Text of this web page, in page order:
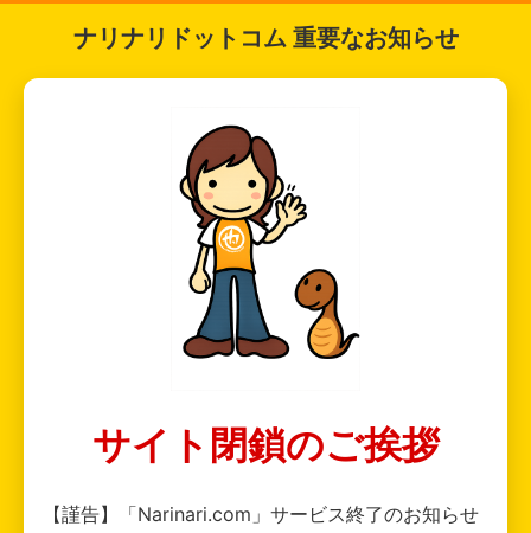
ナリナリドットコム 重要なお知らせ
サイト閉鎖のご挨拶
【謹告】「Narinari.com」サービス終了のお知らせ